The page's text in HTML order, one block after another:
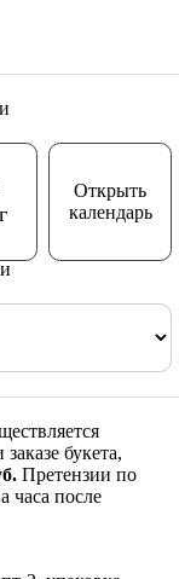
Открыть
календарь
заказе букета,
Претензии по
часа после